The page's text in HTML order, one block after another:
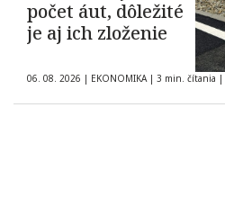
počet áut, dôležité
je aj ich zloženie
06. 08. 2026 | EKONOMIKA | 3 min. čítania |